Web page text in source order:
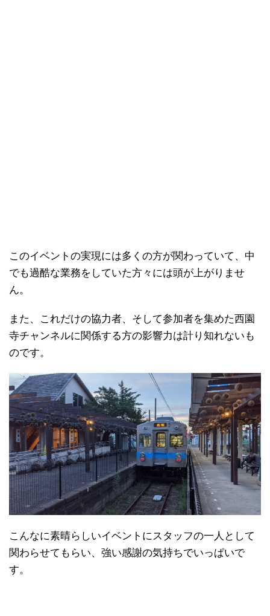
このイベントの実現には多くの方が関わっていて、中
でも過酷な業務をしていた方々には頭が上がりませ
ん。
また、これだけの協力者、そして参加者を集めた西園
寺チャンネルに関係する方の影響力は計り知れないも
のです。
こんなに素晴らしいイベントにスタッフの一人として
関わらせてもらい、強い感謝の気持ちでいっぱいで
す。